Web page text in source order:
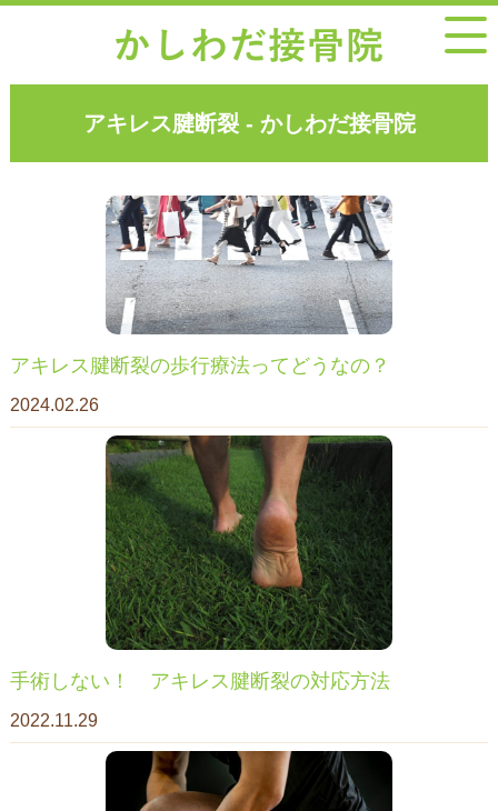
アキレス腱断裂 - かしわだ接骨院
アキレス腱断裂の歩行療法ってどうなの？
2024.02.26
手術しない！ アキレス腱断裂の対応方法
2022.11.29